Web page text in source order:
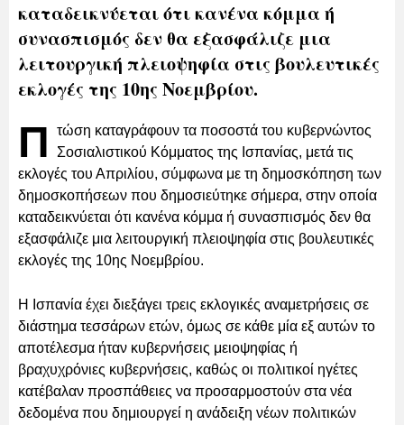
καταδεικνύεται ότι κανένα κόμμα ή
συνασπισμός δεν θα εξασφάλιζε μια
λειτουργική πλειοψηφία στις βουλευτικές
εκλογές της 10ης Νοεμβρίου.
Π
τώση καταγράφουν τα ποσοστά του κυβερνώντος
Σοσιαλιστικού Κόμματος της Ισπανίας, μετά τις
εκλογές του Απριλίου, σύμφωνα με τη δημοσκόπηση των
δημοσκοπήσεων που δημοσιεύτηκε σήμερα, στην οποία
καταδεικνύεται ότι κανένα κόμμα ή συνασπισμός δεν θα
εξασφάλιζε μια λειτουργική πλειοψηφία στις βουλευτικές
εκλογές της 10ης Νοεμβρίου.
Η Ισπανία έχει διεξάγει τρεις εκλογικές αναμετρήσεις σε
διάστημα τεσσάρων ετών, όμως σε κάθε μία εξ αυτών το
αποτέλεσμα ήταν κυβερνήσεις μειοψηφίας ή
βραχυχρόνιες κυβερνήσεις, καθώς οι πολιτικοί ηγέτες
κατέβαλαν προσπάθειες να προσαρμοστούν στα νέα
δεδομένα που δημιουργεί η ανάδειξη νέων πολιτικών